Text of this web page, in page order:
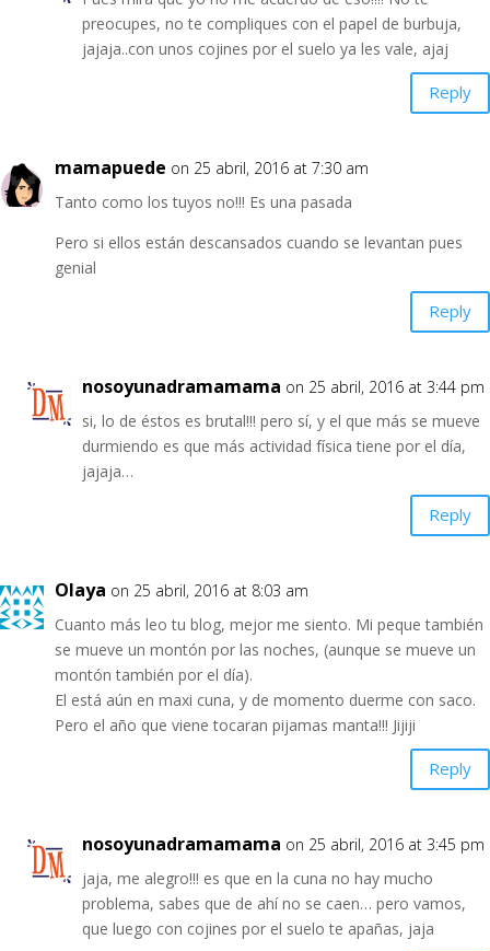
preocupes, no te compliques con el papel de burbuja,
jajaja..con unos cojines por el suelo ya les vale, ajaj
Reply
mamapuede on 25 abril, 2016 at 7:30 am
Tanto como los tuyos no!!! Es una pasada
Pero si ellos están descansados cuando se levantan pues
genial
Reply
nosoyunadramamama on 25 abril, 2016 at 3:44 pm
si, lo de éstos es brutal!!! pero sí, y el que más se mueve
durmiendo es que más actividad física tiene por el día,
jajaja…
Reply
Olaya on 25 abril, 2016 at 8:03 am
Cuanto más leo tu blog, mejor me siento. Mi peque también
se mueve un montón por las noches, (aunque se mueve un
montón también por el día).
El está aún en maxi cuna, y de momento duerme con saco.
Pero el año que viene tocaran pijamas manta!!! Jijiji
Reply
nosoyunadramamama on 25 abril, 2016 at 3:45 pm
jaja, me alegro!!! es que en la cuna no hay mucho
problema, sabes que de ahí no se caen… pero vamos,
que luego con cojines por el suelo te apañas, jaja